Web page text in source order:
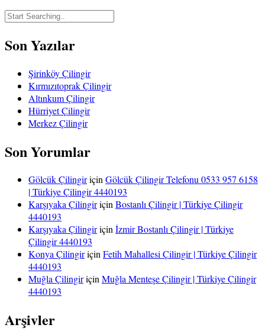
Son Yazılar
Şirinköy Çilingir
Kırmızıtoprak Çilingir
Altınkum Çilingir
Hürriyet Çilingir
Merkez Çilingir
Son Yorumlar
Gölcük ÇilingiriçinGölcük Çilingir Telefonu 0533 957 6158
| Türkiye Çilingir 4440193
Karşıyaka ÇilingiriçinBostanlı Çilingir | Türkiye Çilingir
4440193
Karşıyaka Çilingiriçinİzmir Bostanlı Çilingir | Türkiye
Çilingir 4440193
Konya ÇilingiriçinFetih Mahallesi Çilingir | Türkiye Çilingir
4440193
Muğla ÇilingiriçinMuğla Menteşe Çilingir | Türkiye Çilingir
4440193
Arşivler